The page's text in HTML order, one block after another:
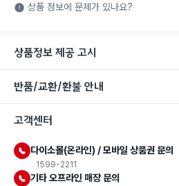
상품 정보에 문제가 있나요?
상품정보 제공 고시
반품/교환/환불 안내
고객센터
다이소몰(온라인) / 모바일 상품권 문의
1599-2211
기타 오프라인 매장 문의